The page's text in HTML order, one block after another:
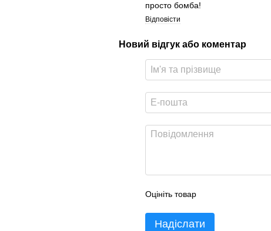
просто бомба!
Відповісти
Новий відгук або коментар
Оцініть товар
Надіслати